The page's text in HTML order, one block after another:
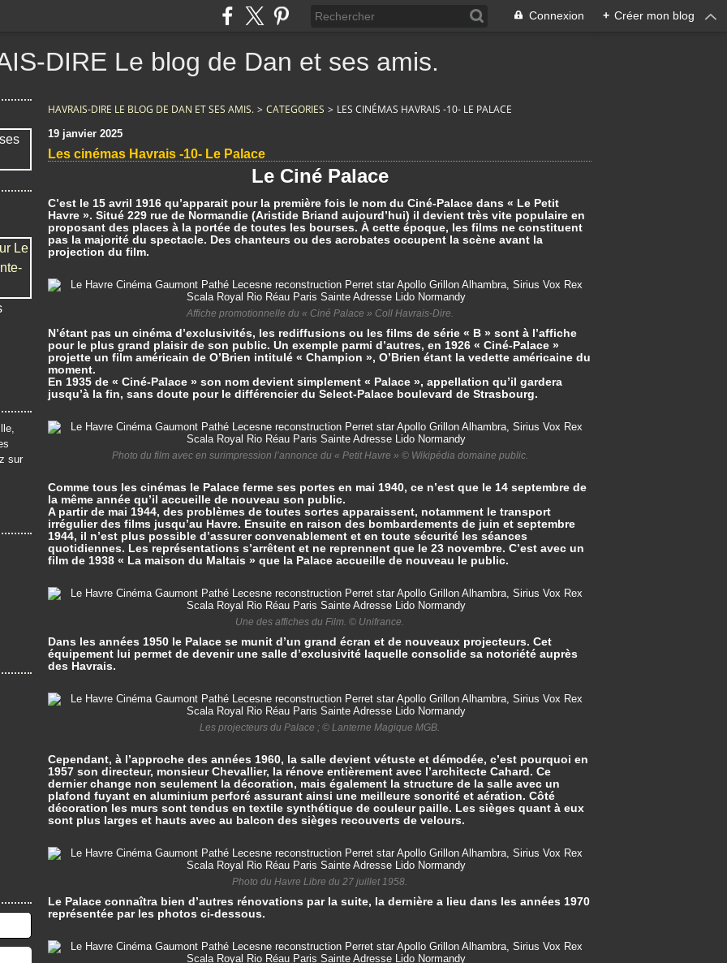
Connexion + Créer mon blog
DIRE Le blog de Dan et ses amis.
sur
HAVRAIS-DIRE LE BLOG DE DAN ET SES AMIS. > CATEGORIES > LES CINÉMAS HAVRAIS -10- LE PALACE
19 janvier 2025
Les cinémas Havrais -10- Le Palace
Le Ciné Palace
C’est le 15 avril 1916 qu’apparait pour la première fois le nom du Ciné-Palace dans « Le Petit
Havre ». Situé 229 rue de Normandie (Aristide Briand aujourd’hui) il devient très vite populaire en
proposant des places à la portée de toutes les bourses. À cette époque, les films ne constituent
pas la majorité du spectacle. Des chanteurs ou des acrobates occupent la scène avant la
projection du film.
Affiche promotionnelle du « Ciné Palace » Coll Havrais-Dire.
N’étant pas un cinéma d’exclusivités, les rediffusions ou les films de série « B » sont à l’affiche
pour le plus grand plaisir de son public. Un exemple parmi d’autres, en 1926 « Ciné-Palace »
projette un film américain de O’Brien intitulé « Champion », O’Brien étant la vedette américaine du
moment.
En 1935 de « Ciné-Palace » son nom devient simplement « Palace », appellation qu’il gardera
jusqu’à la fin, sans doute pour le différencier du Select-Palace boulevard de Strasbourg.
Photo du film avec en surimpression l’annonce du « Petit Havre » © Wikipédia domaine public.
Comme tous les cinémas le Palace ferme ses portes en mai 1940, ce n’est que le 14 septembre de
la même année qu’il accueille de nouveau son public.
A partir de mai 1944, des problèmes de toutes sortes apparaissent, notamment le transport
irrégulier des films jusqu’au Havre. Ensuite en raison des bombardements de juin et septembre
1944, il n’est plus possible d’assurer convenablement et en toute sécurité les séances
quotidiennes. Les représentations s’arrêtent et ne reprennent que le 23 novembre. C’est avec un
film de 1938 « La maison du Maltais » que la Palace accueille de nouveau le public.
Une des affiches du Film. © Unifrance.
Dans les années 1950 le Palace se munit d’un grand écran et de nouveaux projecteurs. Cet
équipement lui permet de devenir une salle d’exclusivité laquelle consolide sa notoriété auprès
des Havrais.
Les projecteurs du Palace ; © Lanterne Magique MGB.
Cependant, à l’approche des années 1960, la salle devient vétuste et démodée, c’est pourquoi en
1957 son directeur, monsieur Chevallier, la rénove entièrement avec l’architecte Cahard. Ce
dernier change non seulement la décoration, mais également la structure de la salle avec un
plafond fuyant en aluminium perforé assurant ainsi une meilleure sonorité et aération. Côté
décoration les murs sont tendus en textile synthétique de couleur paille. Les sièges quant à eux
sont plus larges et hauts avec au balcon des sièges recouverts de velours.
Photo du Havre Libre du 27 juillet 1958.
Le Palace connaîtra bien d’autres rénovations par la suite, la dernière a lieu dans les années 1970
représentée par les photos ci-dessous.